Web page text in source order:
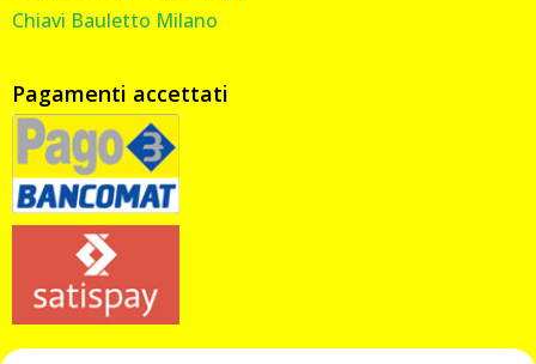
Chiavi Bauletto Milano
Pagamenti accettati